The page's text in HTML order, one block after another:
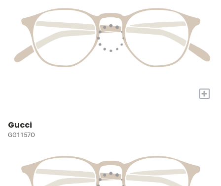
+
Gucci
GG1157O